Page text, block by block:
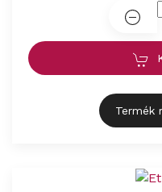
Termék